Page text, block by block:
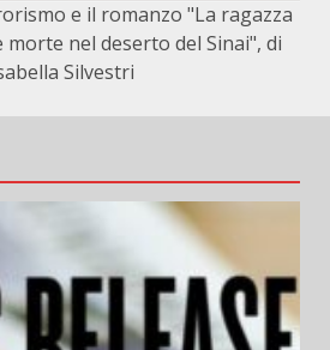
e il romanzo "La ragazza
nel deserto del Sinai", di
Silvestri